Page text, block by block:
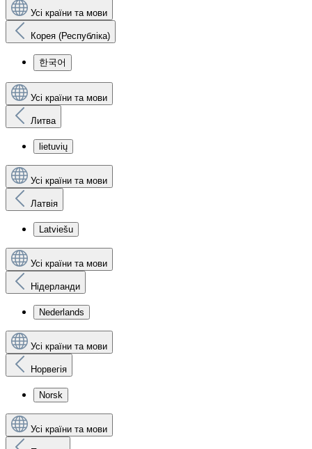
Усі країни та мови
Корея (Республіка)
한국어
Усі країни та мови
Литва
lietuvių
Усі країни та мови
Латвія
Latviešu
Усі країни та мови
Нідерланди
Nederlands
Усі країни та мови
Норвегія
Norsk
Усі країни та мови